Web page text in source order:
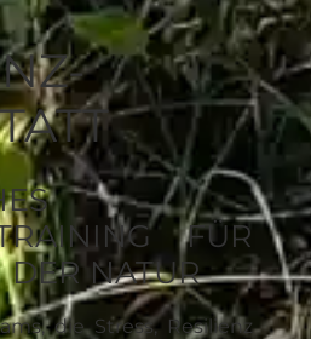
FÜR
DER NATUR
die Stress, Resilienz